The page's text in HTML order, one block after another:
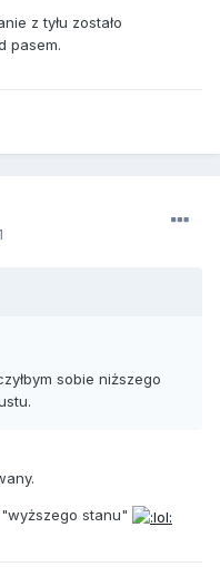
z tyłu zostało
pasem.
sobie niższego
stanu"